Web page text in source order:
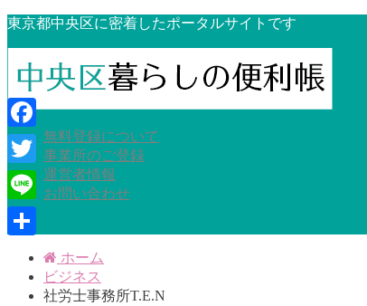
東京都中央区に密着したポータルサイトです
無料登録について
事業所のご登録
運営者情報
お問い合わせ
ホーム
ビジネス
社労士事務所T.E.N
Facebook
Twitter
Line